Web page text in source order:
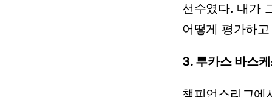
선수였다. 내가
어떻게 평가하고
3. 루카스 바스
챔피언스리그에